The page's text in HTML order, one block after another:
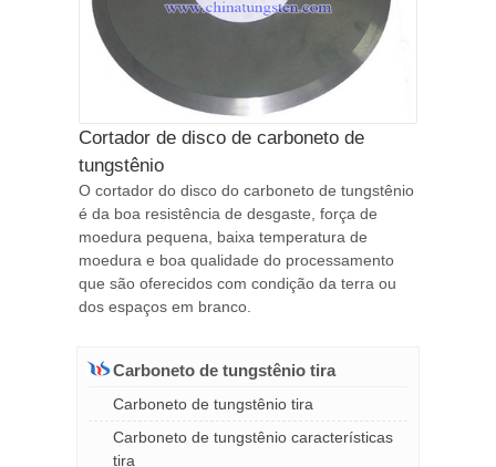
Cortador de disco de carboneto de
tungstênio
O cortador do disco do carboneto de tungstênio
é da boa resistência de desgaste, força de
moedura pequena, baixa temperatura de
moedura e boa qualidade do processamento
que são oferecidos com condição da terra ou
dos espaços em branco.
Carboneto de tungstênio tira
Carboneto de tungstênio tira
Carboneto de tungstênio características
tira